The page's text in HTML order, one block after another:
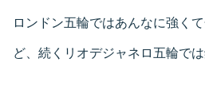
ロンドン五輪ではあんなに強く
ど、続くリオデジャネロ五輪では